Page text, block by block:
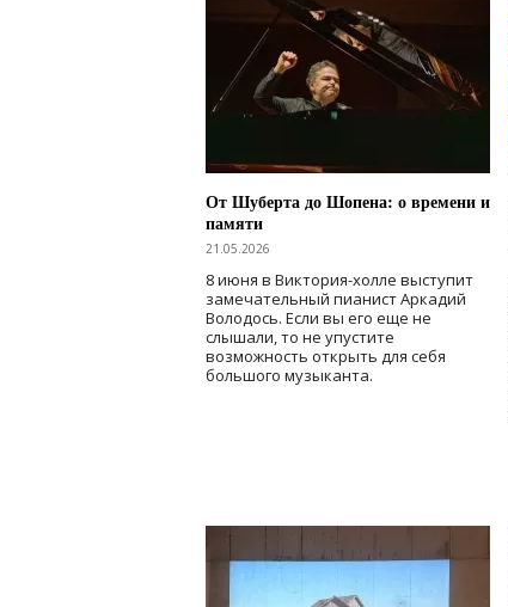
От Шуберта до Шопена: о времени и
памяти
21.05.2026
8 июня в Виктория-холле выступит
замечательный пианист Аркадий
Володось. Если вы его еще не
слышали, то не упустите
возможность открыть для себя
большого музыканта.